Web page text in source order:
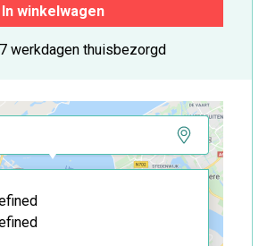
In winkelwagen
werkdagen thuisbezorgd